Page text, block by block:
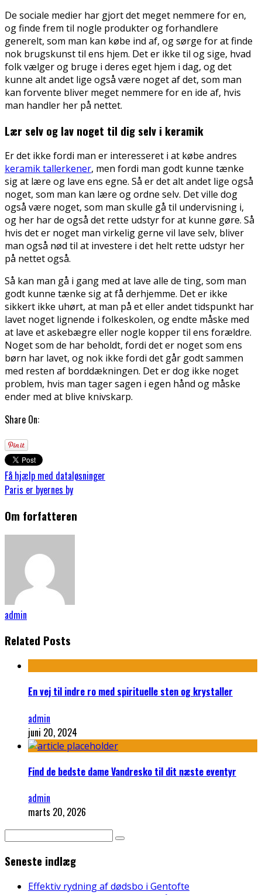
De sociale medier har gjort det meget nemmere for en,
og finde frem til nogle produkter og forhandlere
generelt, som man kan købe ind af, og sørge for at finde
nok brugskunst til ens hjem. Det er ikke til og sige, hvad
folk vælger og bruge i deres eget hjem i dag, og det
kunne alt andet lige også være noget af det, som man
kan forvente bliver meget nemmere for en ide af, hvis
man handler her på nettet.
Lær selv og lav noget til dig selv i keramik
Er det ikke fordi man er interesseret i at købe andres
keramik tallerkener, men fordi man godt kunne tænke
sig at lære og lave ens egne. Så er det alt andet lige også
noget, som man kan lære og ordne selv. Det ville dog
også være noget, som man skulle gå til undervisning i,
og her har de også det rette udstyr for at kunne gøre. Så
hvis det er noget man virkelig gerne vil lave selv, bliver
man også nød til at investere i det helt rette udstyr her
på nettet også.
Så kan man gå i gang med at lave alle de ting, som man
godt kunne tænke sig at få derhjemme. Det er ikke
sikkert ikke uhørt, at man på et eller andet tidspunkt har
lavet noget lignende i folkeskolen, og endte måske med
at lave et askebægre eller nogle kopper til ens forældre.
Noget som de har beholdt, fordi det er noget som ens
børn har lavet, og nok ikke fordi det går godt sammen
med resten af borddækningen. Det er dog ikke noget
problem, hvis man tager sagen i egen hånd og måske
ender med at blive knivskarp.
Share On:
Få hjælp med dataløsninger
Paris er byernes by
Om forfatteren
admin
Related Posts
En vej til indre ro med spirituelle sten og krystaller
admin
juni 20, 2024
Find de bedste dame Vandresko til dit næste eventyr
admin
marts 20, 2026
Seneste indlæg
Effektiv rydning af dødsbo i Gentofte